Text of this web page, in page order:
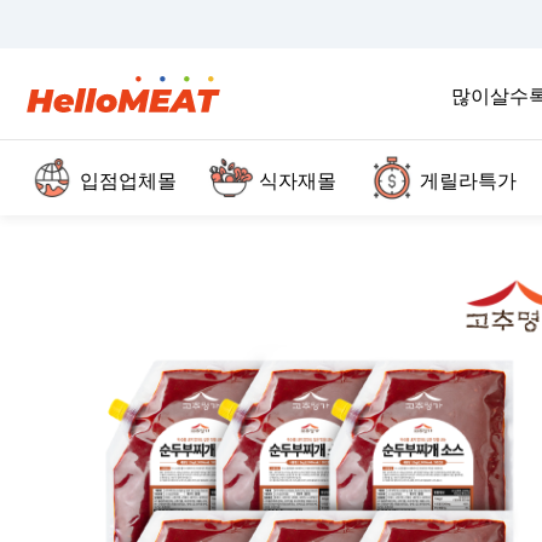
많이살수
입점업체몰 식자재몰 게릴라특가